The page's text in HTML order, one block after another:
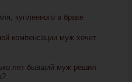
купленного в браке
компенсации муж хочет
лет бывший муж решил